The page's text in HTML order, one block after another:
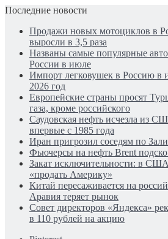
Последние новости
Продажи новых мотоциклов в
выросли в 3,5 раза
Названы самые популярные
России в июле
Импорт легковушек в Россию в
2026 год
Европейские страны просят
газа, кроме российского
Саудовская нефть исчезла из
впервые с 1985 года
Иран пригрозил соседям по
Фьючерсы на нефть Brent
Закат исключительности: в
«продать Америку»
Китай пересаживается на
Аравия теряет рынок
Совет директоров «Яндекса»
в 110 рублей на акцию